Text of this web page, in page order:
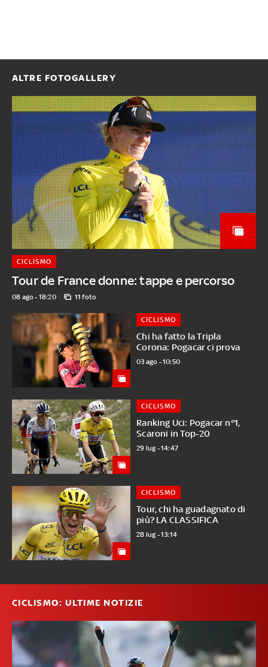
ALTRE FOTOGALLERY
Tour de France donne: tappe e percorso
CICLISMO
08 ago - 18:20 11 foto
Chi ha fatto la Tripla
Corona: Pogacar ci prova
CICLISMO
03 ago - 10:50
Ranking Uci: Pogacar n°1,
Scaroni in Top-20
CICLISMO
29 lug - 14:47
Tour, chi ha guadagnato di
più? LA CLASSIFICA
CICLISMO
28 lug - 13:14
CICLISMO: ULTIME NOTIZIE